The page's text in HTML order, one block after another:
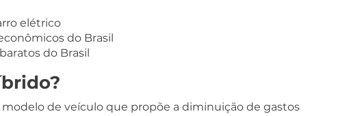
elétrico
do Brasil
do Brasil
de veículo que propõe a diminuição de gastos